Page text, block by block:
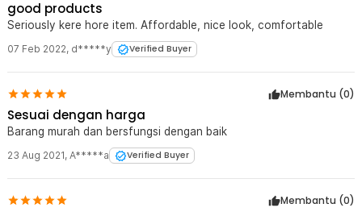
good products
Seriously kere hore item. Affordable, nice look, comfortable
07 Feb 2022, d*****y Verified Buyer
Membantu (0)
Sesuai dengan harga
Barang murah dan bersfungsi dengan baik
23 Aug 2021, A*****a Verified Buyer
Membantu (0)